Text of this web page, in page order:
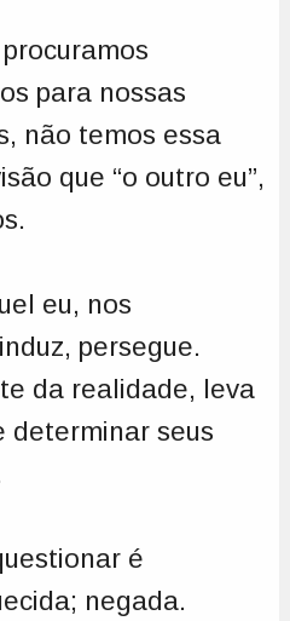
para nossas
não temos essa
que “o outro eu”,
eu, nos
persegue.
da realidade, leva
determinar seus
é
negada.